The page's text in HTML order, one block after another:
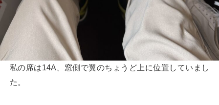
私の席は14A、窓側で翼のちょうど上に位置していまし
た。